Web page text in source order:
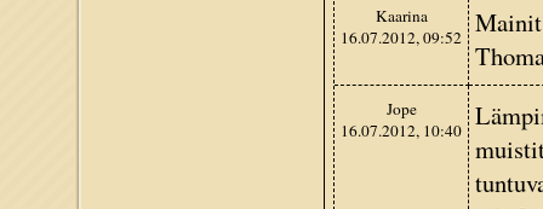
Kaarina
16.07.2012, 09:52
Jope
16.07.2012, 10:40